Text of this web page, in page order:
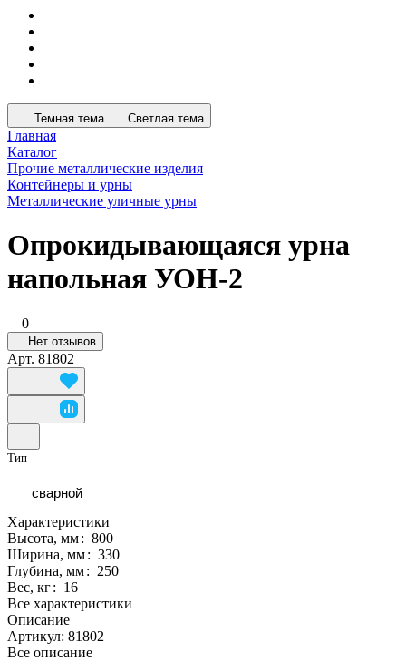
Темная тема Светлая тема
Главная
Каталог
Прочие металлические изделия
Контейнеры и урны
Металлические уличные урны
Опрокидывающаяся урна
напольная УОН-2
0
Нет отзывов
Арт. 81802
Тип
сварной
Характеристики
Высота, мм: 800
Ширина, мм: 330
Глубина, мм: 250
Вес, кг: 16
Все характеристики
Описание
Артикул: 81802
Все описание